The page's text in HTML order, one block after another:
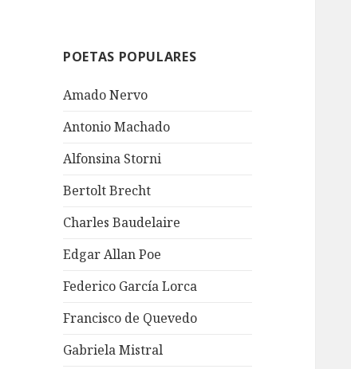
POETAS POPULARES
Amado Nervo
Antonio Machado
Alfonsina Storni
Bertolt Brecht
Charles Baudelaire
Edgar Allan Poe
Federico García Lorca
Francisco de Quevedo
Gabriela Mistral